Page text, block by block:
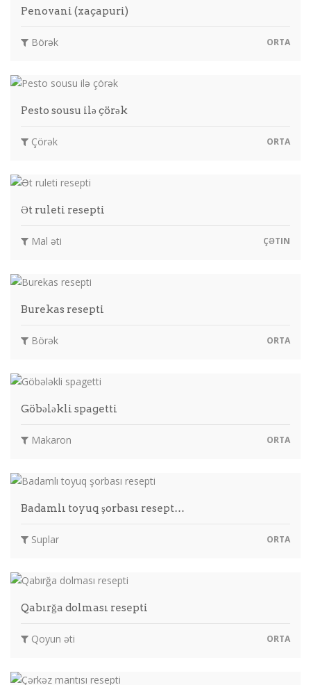
Penovani (xaçapuri)
Börək ORTA
Pesto sousu ilə çörək
Çörək ORTA
Ət ruleti resepti
Mal əti ÇƏTIN
Burekas resepti
Börək ORTA
Göbələkli spagetti
Makaron ORTA
Badamlı toyuq şorbası resept…
Suplar ORTA
Qabırğa dolması resepti
Qoyun əti ORTA